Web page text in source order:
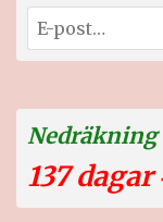
137 dagar